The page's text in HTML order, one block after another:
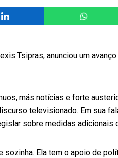
Tsipras, anunciou um
más notícias e forte
televisionado. Em sua
sobre medidas adicionais
sozinha. Ela tem o apoio de